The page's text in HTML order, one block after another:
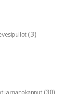
(3)
(30)